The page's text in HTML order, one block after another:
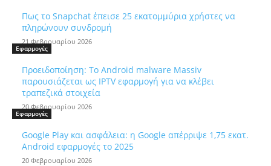
Πως το Snapchat έπεισε 25 εκατομμύρια χρήστες να
πληρώνουν συνδρομή
21 Φεβρουαρίου 2026
Εφαρμογές
Προειδοποίηση: Το Android malware Massiv
παρουσιάζεται ως IPTV εφαρμογή για να κλέβει
τραπεζικά στοιχεία
20 Φεβρουαρίου 2026
Εφαρμογές
Google Play και ασφάλεια: η Google απέρριψε 1,75 εκατ.
Android εφαρμογές το 2025
20 Φεβρουαρίου 2026